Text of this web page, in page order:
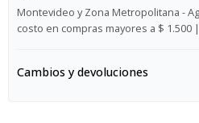
Montevideo y Zona Metropolitana -
costo en compras mayores a $ 1.500
Cambios y devoluciones